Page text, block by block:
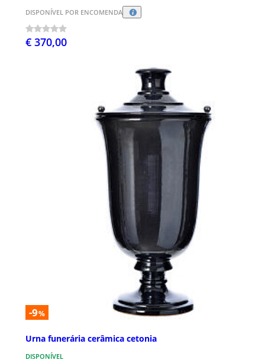
DISPONÍVEL POR ENCOMENDA
€ 370,00
-9%
Urna funerária cerâmica cetonia
DISPONÍVEL